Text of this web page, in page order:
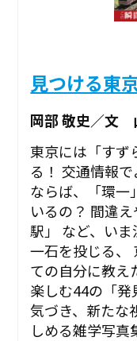
見つける東
岡部 敬史／文
東京には「すず
る！ 交通情報
ならば、「環一
いるの？ 間違
駅」 など、い
一石を投じる、
ての自分に教え
楽しむ44の「発
気づき、新たな
しめる雑学写真